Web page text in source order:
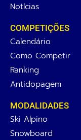
Notícias
COMPETIÇÕES
Calendário
Como Competir
Ranking
Antidopagem
MODALIDADES
Ski Alpino
Snowboard